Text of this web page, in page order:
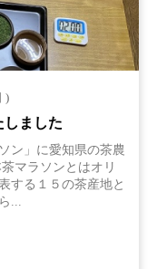
)
しました
ン」に愛知県の茶農
マラソンとはオリ
する１５の茶産地と
...